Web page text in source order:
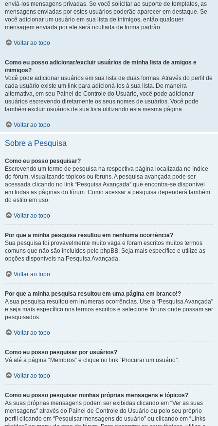
enviá-los mensagens privadas. Se você solicitar ao suporte de templates, as
mensagens enviadas por estes usuários poderão aparecer em destaque. Se
você adicionar um usuário em sua lista de inimigos, então qualquer
mensagem enviada por ele será ocultada de forma padrão.
Voltar ao topo
Como eu posso adicionar/excluir usuários de minha lista de amigos e
inimigos?
Você pode adicionar usuários em sua lista de duas formas. Através do perfil de
cada usuário existe um link para adicioná-los à sua lista. De maneira
alternativa, em seu Painel de Controle do Usuário, você pode adicionar
usuários escrevendo diretamente os seus nomes de usuários. Você pode
também excluir usuários de sua lista utilizando esta mesma página.
Voltar ao topo
Sobre a Pesquisa
Como eu posso pesquisar?
Escrevendo um termo de pesquisa na respectiva página localizada no índice
do fórum, visualizando tópicos ou fóruns. A pesquisa avançada pode ser
acessada clicando no link “Pesquisa Avançada” que encontra-se disponível
em todas as páginas do fórum. Como acessar a pesquisa dependerá também
do estilo em uso.
Voltar ao topo
Por que a minha pesquisa resultou em nenhuma ocorrência?
Sua pesquisa foi provavelmente muito vaga e foram escritos muitos termos
comuns que não são incluídos pelo phpBB. Seja mais específico e utilize as
opções disponíveis na Pesquisa Avançada.
Voltar ao topo
Por que a minha pesquisa resultou em uma página em branco!?
A sua pesquisa resultou em inúmeras ocorrências. Use a “Pesquisa Avançada”
e seja mais específico nos termos escritos e selecione fóruns onde possam ser
pesquisados.
Voltar ao topo
Como eu posso pesquisar por usuários?
Vá até a página “Membros” e clique no link “Procurar um usuário”.
Voltar ao topo
Como eu posso pesquisar minhas próprias mensagens e tópicos?
As suas próprias mensagens podem ser exibidas clicando em “Ver as suas
mensagens” através do Painel de Controle do Usuário ou pelo seu próprio
perfil clicando em “Pesquisar mensagens do usuário” ou clicando em “Links